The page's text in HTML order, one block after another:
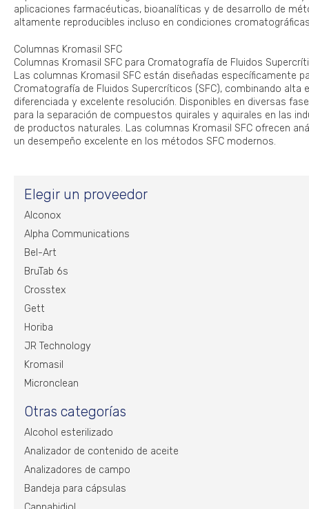
aplicaciones farmacéuticas, bioanalíticas y de desarrollo de
altamente reproducibles incluso en condiciones
Columnas Kromasil SFC
Columnas Kromasil SFC para Cromatografía de Fluidos
Las columnas Kromasil SFC están diseñadas específicamente
Cromatografía de Fluidos Supercríticos (SFC), combinando alta
diferenciada y excelente resolución. Disponibles en diversas
para la separación de compuestos quirales y aquirales en las
de productos naturales. Las columnas Kromasil SFC ofrecen
un desempeño excelente en los métodos SFC modernos.
Elegir un proveedor
Alconox
Alpha Communications
Bel-Art
BruTab 6s
Crosstex
Gett
Horiba
JR Technology
Kromasil
Micronclean
Otras categorías
Alcohol esterilizado
Analizador de contenido de aceite
Analizadores de campo
Bandeja para cápsulas